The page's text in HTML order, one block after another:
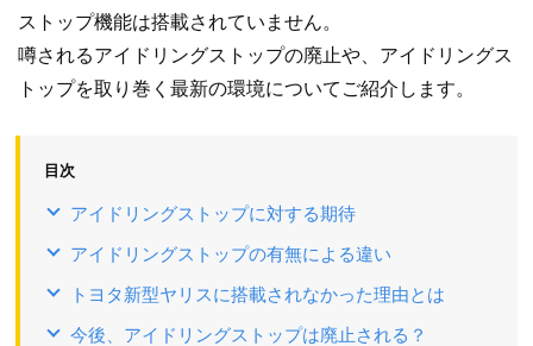
ストップ機能は搭載されていません。
噂されるアイドリングストップの廃止や、アイドリングス
トップを取り巻く最新の環境についてご紹介します。
目次
アイドリングストップに対する期待
アイドリングストップの有無による違い
トヨタ新型ヤリスに搭載されなかった理由とは
今後、アイドリングストップは廃止される？